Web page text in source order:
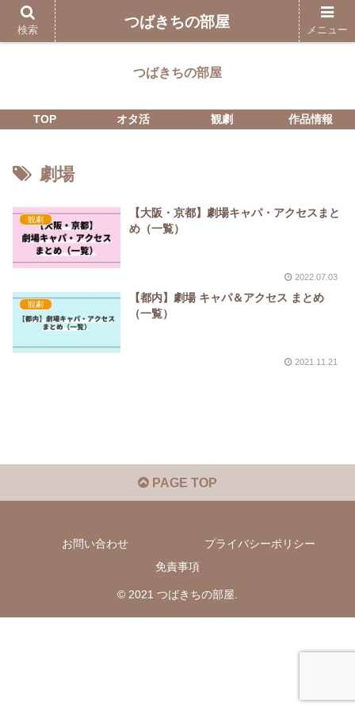
つばきちの部屋
TOP オタ活 観劇 作品情報
劇場
観劇
【大阪・京都】劇場キャパ・アクセスまと
め（一覧）
2022.07.03
観劇
【都内】劇場 キャパ＆アクセス まとめ
（一覧）
2021.11.21
PAGE TOP
お問い合わせ
プライバシーポリシー
免責事項
© 2021 つばきちの部屋.
検索 つばきちの部屋 メニュー